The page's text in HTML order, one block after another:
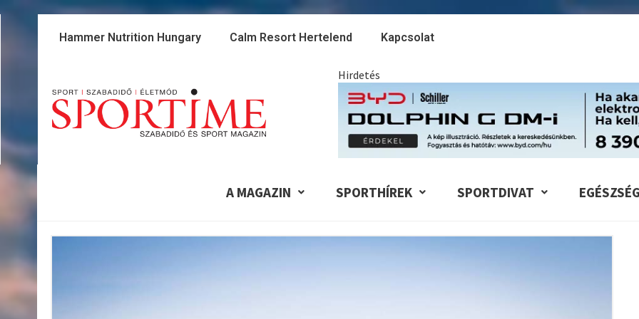
Hammer Nutrition Hungary Calm Resort Hertelend Kapcsolat
Hirdetés
A MAGAZIN SPORTHÍREK SPORTDIVAT EGÉSZSÉG